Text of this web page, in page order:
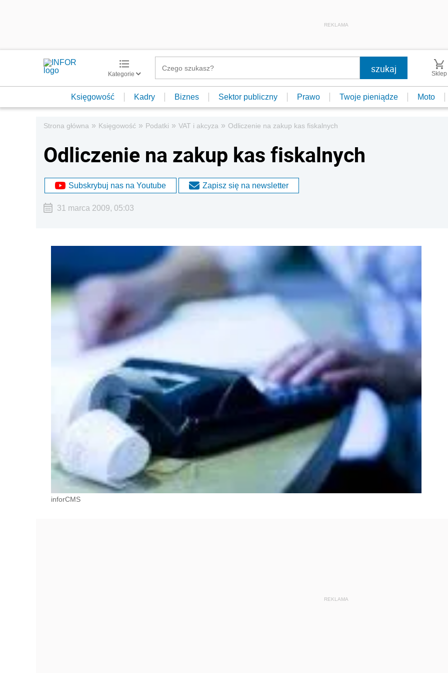
REKLAMA
Kategorie Sklep
Księgowość Kadry Biznes Sektor publiczny Prawo Twoje pieniądze Moto
Strona główna » Księgowość » Podatki » VAT i akcyza » Odliczenie na zakup kas fiskalnych
Odliczenie na zakup kas fiskalnych
Subskrybuj nas na Youtube Zapisz się na newsletter
31 marca 2009, 05:03
inforCMS